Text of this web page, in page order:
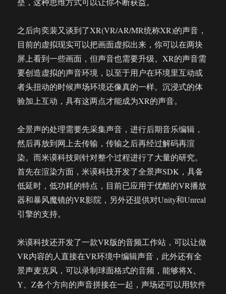
之后向奕裴又谈到了XR(VR/AR/MR统称XR)的声音，
目前的虚拟现实可以把画面虚拟出来，你可以在两块
屏上看到一些画面，但声音也需要升级。XR的声音需
要创造虚拟的声音环境，以至于用户在环境里互动或
者头扭动的时候声场环境还像真的一样。沉浸式的体
验加上互动，具有这两点才能成为XR的声音。
全景声的处理需要先采集声音，进行后期音乐编辑，
然后再放到网上去传输，传输之后再经过解码再渲
染。而米谟科技则针对整个过程进行了大量的研究。
首先在渲染方面，米谟科技开发了全景声SDK，具备
低延时，低功耗的特点，目前已应用于优酷的VR播放
器和暴风魔镜的VR影院，另外还提供对Unity和Unreal
引擎的支持。
米谟科技还开发了一款VR版的音频工作站，可以让做
VR内容的人直接在VR环境中编辑声音，此外还有全
景声麦克风，可以录制球面格式的音频，能够将X、
Y、Z各个方向的声音拼接在一起，声场还可以用软件